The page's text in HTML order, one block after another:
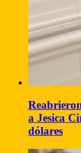
a Jesica
dólares